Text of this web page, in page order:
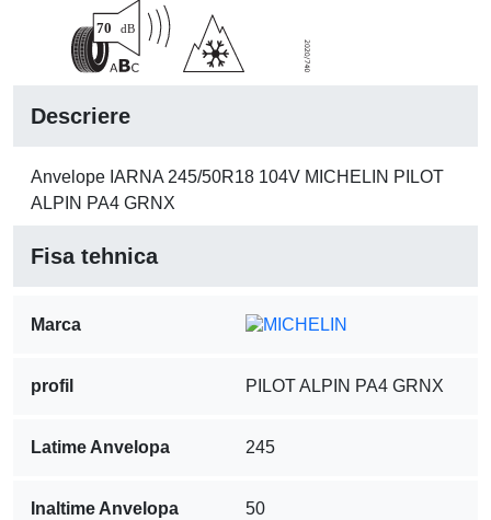
Descriere
Anvelope IARNA 245/50R18 104V MICHELIN PILOT
ALPIN PA4 GRNX
Fisa tehnica
Marca
profil PILOT ALPIN PA4 GRNX
Latime Anvelopa 245
Inaltime Anvelopa 50